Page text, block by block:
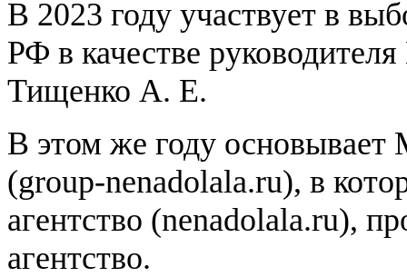
В 2023 году участвует в
РФ в качестве
Тищенко А. Е.
В этом же году
(group-nenadolala.ru), в
агентство (nenadolala.ru),
агентство.